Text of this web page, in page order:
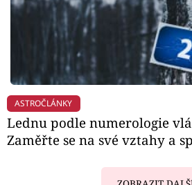
ASTROČLÁNKY
Lednu podle numerologie
Zaměřte se na své vztahy a